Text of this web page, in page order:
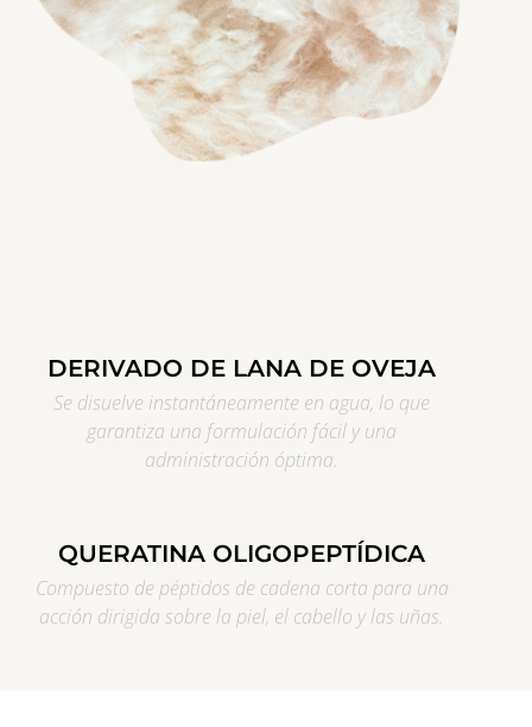
DERIVADO DE LANA DE OVEJA
Se disuelve instantáneamente en agua, lo que
garantiza una formulación fácil y una
administración óptima.
QUERATINA OLIGOPEPTÍDICA
Compuesto de péptidos de cadena corta para una
acción dirigida sobre la piel, el cabello y las uñas.